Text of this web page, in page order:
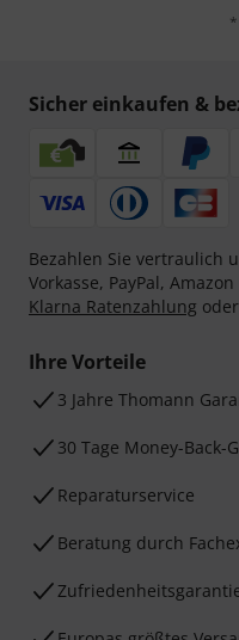
Sicher einkaufen &
Bezahlen Sie vertraulich
Vorkasse, PayPal, Amazon
Klarna Ratenzahlung
Ihre Vorteile
3 Jahre Thomann
30 Tage Money-Back-
Reparaturservice
Beratung durch